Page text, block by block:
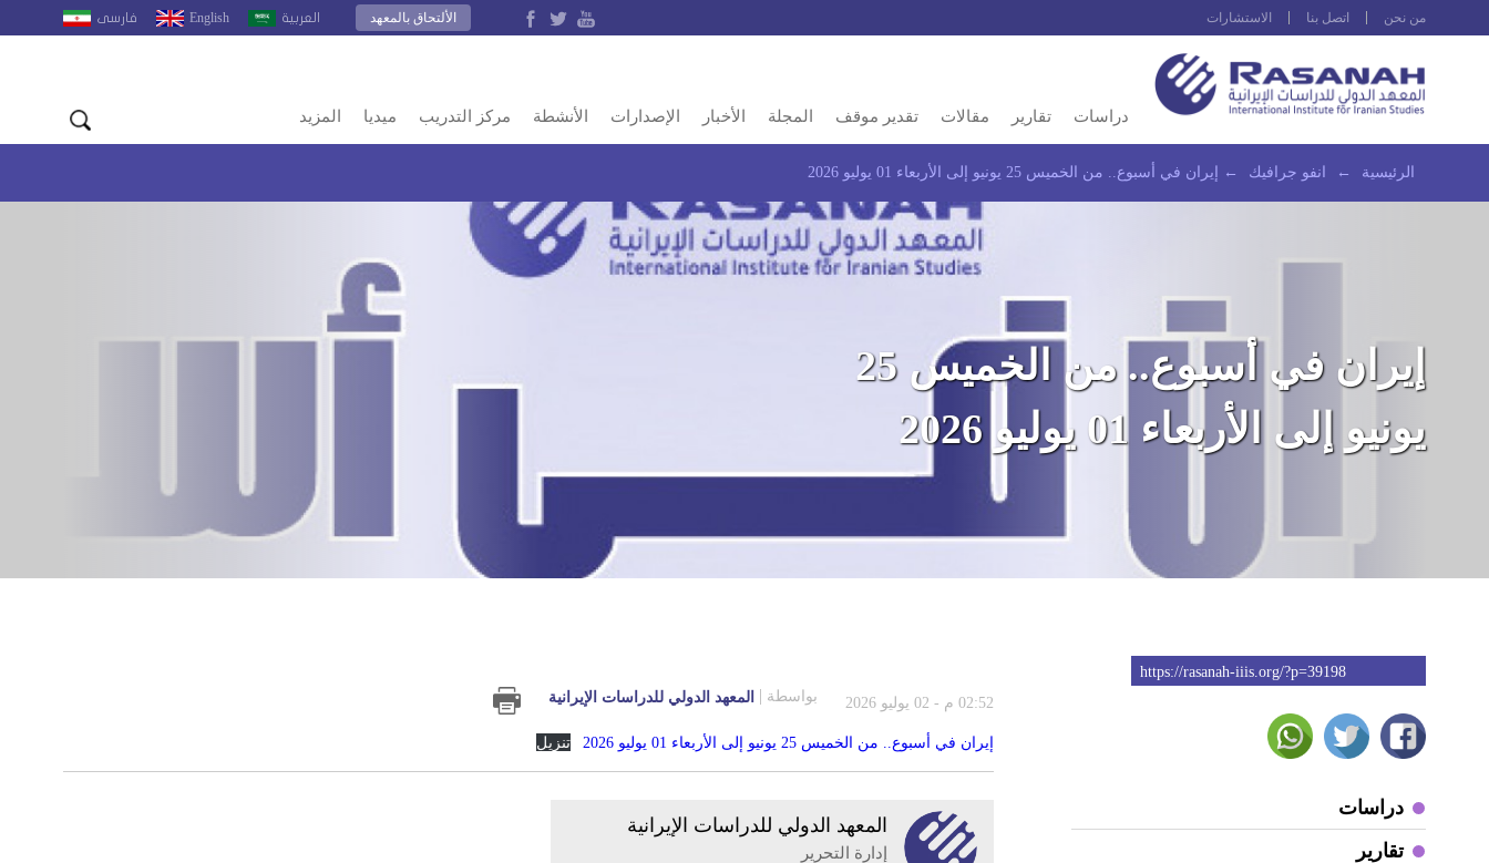
من نحن اتصل بنا الاستشارات العربية English فارسى الألتحاق بالمعهد
دراسات تقارير مقالات تقدير موقف المجلة الأخبار الإصدارات الأنشطة مركز التدريب ميديا المزيد
الرئيسية ← انفو جرافيك ← إيران في أسبوع.. من الخميس 25 يونيو إلى الأربعاء 01 يوليو 2026
إيران في أسبوع.. من الخميس 25
يونيو إلى الأربعاء 01 يوليو 2026
https://rasanah-iiis.org/?p=39198
دراسات
تقارير
02:52 م - 02 يوليو 2026 بواسطة المعهد الدولي للدراسات الإيرانية
إيران في أسبوع.. من الخميس 25 يونيو إلى الأربعاء 01 يوليو 2026 تنزيل
المعهد الدولي للدراسات الإيرانية
إدارة التحرير